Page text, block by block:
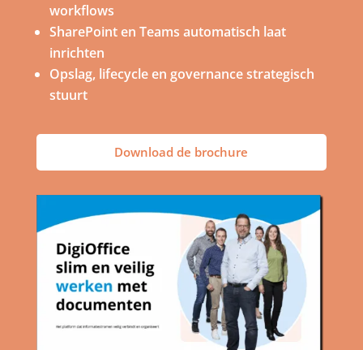
workflows
SharePoint en Teams automatisch laat
inrichten
Opslag, lifecycle en governance strategisch
stuurt
Download de brochure